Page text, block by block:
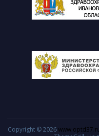
Copyright © 2026